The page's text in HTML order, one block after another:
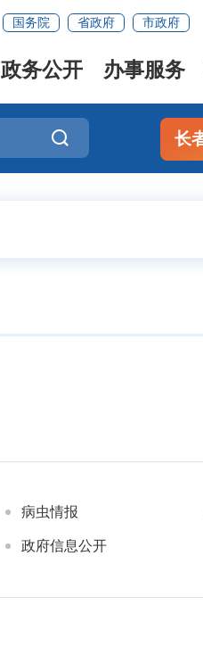
国务院 省政府 市政府
政务公开 办事服务
长
病虫情报
政府信息公开